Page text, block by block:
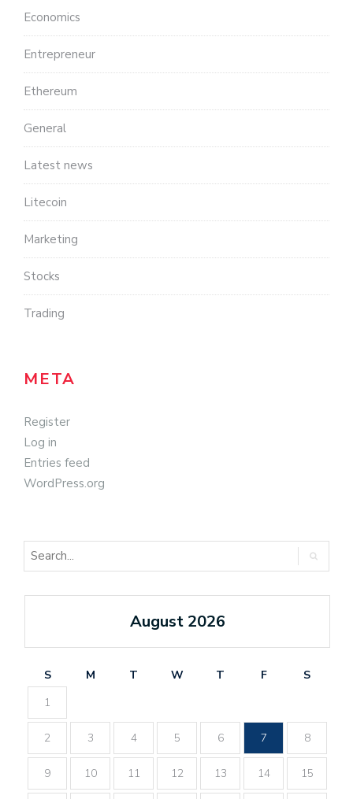
Economics
Entrepreneur
Ethereum
General
Latest news
Litecoin
Marketing
Stocks
Trading
META
Register
Log in
Entries feed
WordPress.org
August 2026
S M T W T F
S
1
2 3 4 5 6 7 8
9 10 11 12 13 14 15